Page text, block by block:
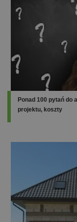
Ponad 100 pytań do
projektu, koszty